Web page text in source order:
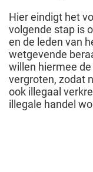
Hier eindigt het
volgende stap is
en de leden van
wetgevende
willen hiermee
vergroten, zodat
ook illegaal
illegale handel